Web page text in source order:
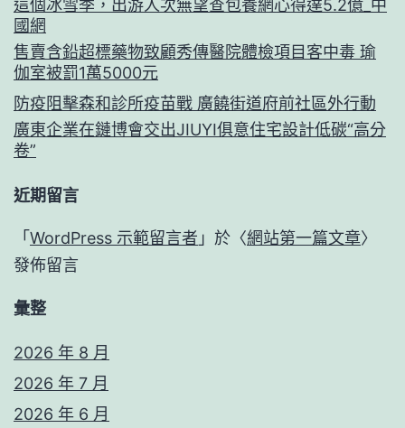
這個冰雪季，出游人次無望查包養網心得達5.2億_中
國網
售賣含鉛超標藥物致顧秀傳醫院體檢項目客中毒 瑜
伽室被罰1萬5000元
防疫阻擊森和診所疫苗戰 廣饒街道府前社區外行動
廣東企業在鏈博會交出JIUYI俱意住宅設計低碳“高分
卷”
近期留言
「 WordPress 示範留言者 」於〈網站第一篇文章〉
發佈留言
彙整
2026 年 8 月
2026 年 7 月
2026 年 6 月